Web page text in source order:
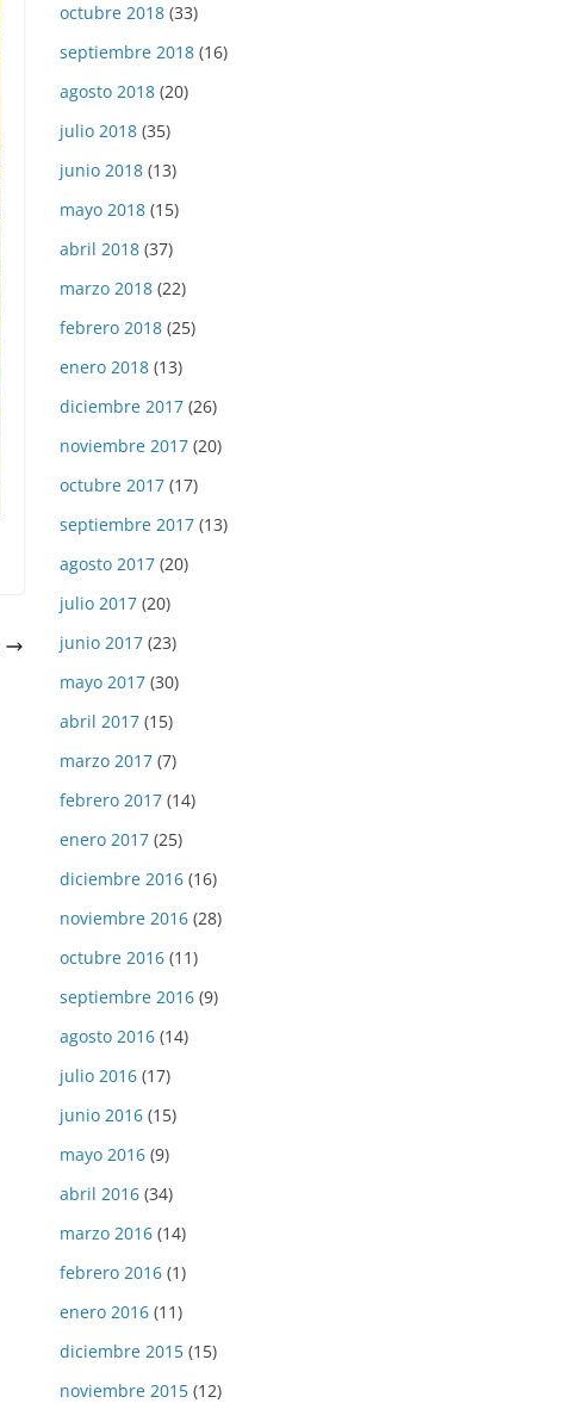
octubre 2018 (33)
septiembre 2018 (16)
agosto 2018 (20)
julio 2018 (35)
junio 2018 (13)
mayo 2018 (15)
abril 2018 (37)
marzo 2018 (22)
febrero 2018 (25)
enero 2018 (13)
diciembre 2017 (26)
noviembre 2017 (20)
octubre 2017 (17)
septiembre 2017 (13)
agosto 2017 (20)
julio 2017 (20)
junio 2017 (23)
mayo 2017 (30)
abril 2017 (15)
marzo 2017 (7)
febrero 2017 (14)
enero 2017 (25)
diciembre 2016 (16)
noviembre 2016 (28)
octubre 2016 (11)
septiembre 2016 (9)
agosto 2016 (14)
julio 2016 (17)
junio 2016 (15)
mayo 2016 (9)
abril 2016 (34)
marzo 2016 (14)
febrero 2016 (1)
enero 2016 (11)
diciembre 2015 (15)
noviembre 2015 (12)